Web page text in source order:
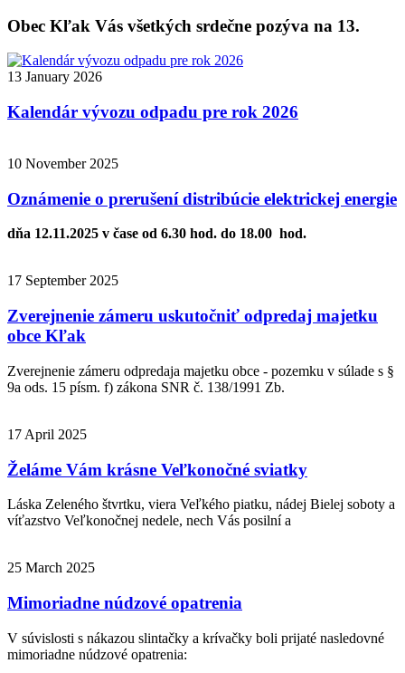
Obec Kľak Vás všetkých srdečne pozýva na 13.
13 January 2026
Kalendár vývozu odpadu pre rok 2026
10 November 2025
Oznámenie o prerušení distribúcie elektrickej energie
dňa 12.11.2025 v čase od 6.30 hod. do 18.00 hod.
17 September 2025
Zverejnenie zámeru uskutočniť odpredaj majetku
obce Kľak
Zverejnenie zámeru odpredaja majetku obce - pozemku v súlade s §
9a ods. 15 písm. f) zákona SNR č. 138/1991 Zb.
17 April 2025
Želáme Vám krásne Veľkonočné sviatky
Láska Zeleného štvrtku, viera Veľkého piatku, nádej Bielej soboty a
víťazstvo Veľkonočnej nedele, nech Vás posilní a
25 March 2025
Mimoriadne núdzové opatrenia
V súvislosti s nákazou slintačky a krívačky boli prijaté nasledovné
mimoriadne núdzové opatrenia: